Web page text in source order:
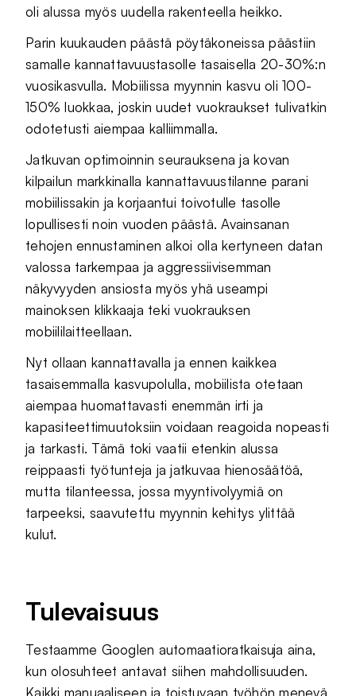
oli alussa myös uudella rakenteella heikko.
Parin kuukauden päästä pöytäkoneissa päästiin
samalle kannattavuustasolle tasaisella 20-30%:n
vuosikasvulla. Mobiilissa myynnin kasvu oli 100-
150% luokkaa, joskin uudet vuokraukset tulivatkin
odotetusti aiempaa kalliimmalla.
Jatkuvan optimoinnin seurauksena ja kovan
kilpailun markkinalla kannattavuustilanne parani
mobiilissakin ja korjaantui toivotulle tasolle
lopullisesti noin vuoden päästä. Avainsanan
tehojen ennustaminen alkoi olla kertyneen datan
valossa tarkempaa ja aggressiivisemman
näkyvyyden ansiosta myös yhä useampi
mainoksen klikkaaja teki vuokrauksen
mobiililaitteellaan.
Nyt ollaan kannattavalla ja ennen kaikkea
tasaisemmalla kasvupolulla, mobiilista otetaan
aiempaa huomattavasti enemmän irti ja
kapasiteettimuutoksiin voidaan reagoida nopeasti
ja tarkasti. Tämä toki vaatii etenkin alussa
reippaasti työtunteja ja jatkuvaa hienosäätöä,
mutta tilanteessa, jossa myyntivolyymiä on
tarpeeksi, saavutettu myynnin kehitys ylittää
kulut.
Tulevaisuus
Testaamme Googlen automaatioratkaisuja aina,
kun olosuhteet antavat siihen mahdollisuuden.
Kaikki manuaaliseen ja toistuvaan työhön menevä